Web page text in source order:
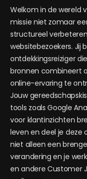
Welkom in de wereld
missie niet zomaar
structureel
websitebezoekers. Jij
ontdekkingsreiziger
bronnen combineert
online-ervaring te
Jouw
tools zoals Google
voor klantinzichten
leven en deel je deze
niet alleen een
verandering en je
en andere Customer